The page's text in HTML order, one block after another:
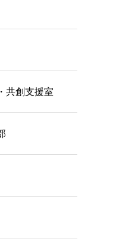
創支援室